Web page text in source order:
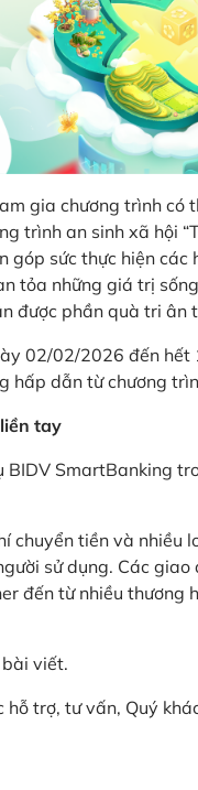
gia chương trình
trình an sinh xã hội
góp sức thực hiện
tỏa những giá trị
được phần quà tri ân
02/02/2026 đến
hấp dẫn từ chương
tay
BIDV SmartBanking
chuyển tiền và nhiều
sử dụng. Các
đến từ nhiều thương
viết.
trợ, tư vấn, Quý